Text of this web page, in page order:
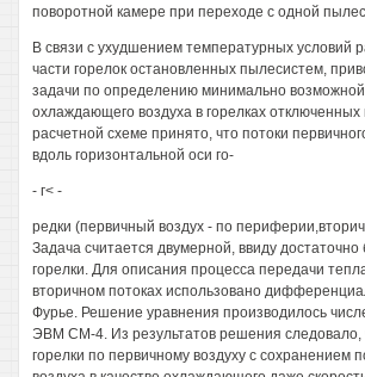
поворотной камере при переходе с одной
В связи с ухудшением температурных условий
части горелок остановленных пылесистем,
задачи по определению минимально возможной
охлаждающего воздуха в горелках
расчетной схеме принято, что потоки
вдоль горизонтальной оси го-
- г< -
редки (первичный воздух - по
Задача считается двумерной, ввиду
горелки. Для описания процесса передачи
вторичном потоках использовано
Фурье. Решение уравнения производилось
ЭВМ СМ-4. Из результатов решения следовало,
горелки по первичному воздуху с сохранением